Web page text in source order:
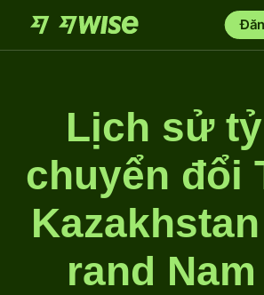
Lịch sử
chuyển đổi
rand